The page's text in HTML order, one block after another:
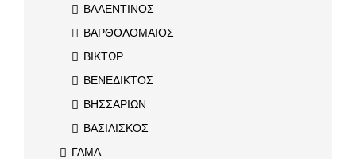
ΒΑΛΕΝΤΙΝΟΣ
ΒΑΡΘΟΛΟΜΑΙΟΣ
ΒΙΚΤΩΡ
ΒΕΝΕΔΙΚΤΟΣ
ΒΗΣΣΑΡΙΩΝ
ΒΑΣΙΛΙΣΚΟΣ
ΓΑΜΑ